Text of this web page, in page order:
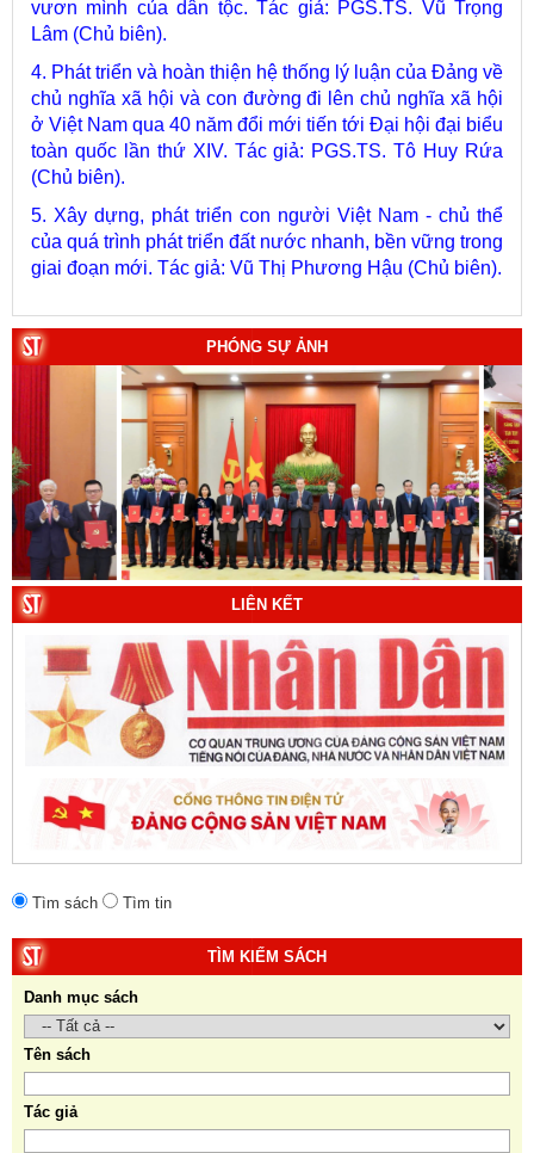
Lâm (Chủ biên).
4. Phát triển và hoàn thiện hệ thống lý luận của Đảng về
chủ nghĩa xã hội và con đường đi lên chủ nghĩa xã hội
ở Việt Nam qua 40 năm đổi mới tiến tới Đại hội đại biểu
toàn quốc lần thứ XIV. Tác giả: PGS.TS. Tô Huy Rứa
(Chủ biên).
5. Xây dựng, phát triển con người Việt Nam - chủ thể
của quá trình phát triển đất nước nhanh, bền vững trong
giai đoạn mới. Tác giả: Vũ Thị Phương Hậu (Chủ biên).
6. Kết hợp chặt chẽ, hài hòa giữa phát triển văn hóa với
Văn Phúc (Chủ biên).
7. Chủ quyền của Việt Nam ở Hoàng Sa, Trường Sa
giai đoạn 1884 - 1975: Thực trạng khai thác và quản lý.
Tác giả: Thượng tướng, PGS.TS. Trần Quốc Tỏ (Chủ
8. Hà Nội - Thành phố Hồ Chí Minh: Dấu ấn lịch sử qua
từng khoảnh khắc (Song ngữ Việt - Anh). Tác giả: Tập
thể tác giả.
9. Đường Hồ Chí Minh trên biển - Bản hùng ca bất diệt
của dân tộc Việt Nam. Tác giả: TS. Vũ Trọng Hùng
(Viện Lịch sử Đảng).
10. Một vành đai, một con đường: Hành trình dài của
Trung Quốc đến năm 2049 (Sách tham khảo).
giả:Michael H. Glantz, Robert J. Ross và Gavin G.
Daugherty (Đồng tác giả).
PHÓNG SỰ ẢNH
LIÊN KẾT
Tìm sách Tìm tin
TÌM KIẾM SÁCH
Danh mục sách
Tên sách
Tác giả